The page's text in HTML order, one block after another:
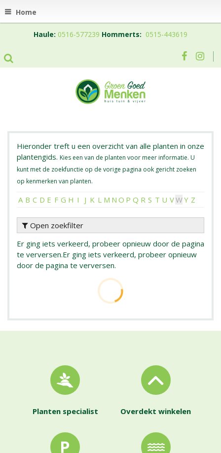
Home
Haule: 0516-577239 Hommerts: 0515-443619
Hieronder treft u een overzicht van alle planten in onze
plantengids. Kies een van de planten voor meer informatie. U
kunt met de zoekfunctie op de vorige pagina ook gericht zoeken
op kenmerken van planten.
A B C D E F G H I J K L M N O P Q R S T U VWY Z
Open zoekfilter
Er ging iets verkeerd, probeer opnieuw door de pagina
te verversen.Er ging iets verkeerd, probeer opnieuw
door de pagina te verversen.
Planten specialist Overdekt winkelen